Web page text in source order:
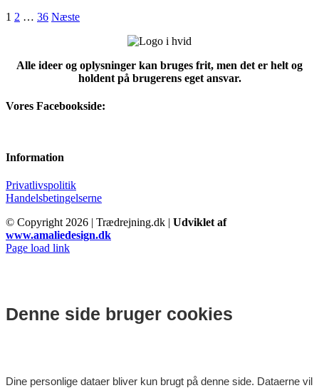
1 2 … 36 Næste
Alle ideer og oplysninger kan bruges frit, men det er helt og
holdent på brugerens eget ansvar.
Vores Facebookside:
Information
Privatlivspolitik
Handelsbetingelserne
© Copyright 2026 | Trædrejning.dk | Udviklet af
www.amaliedesign.dk
Facebook
Instagram
Page load link
Denne side bruger cookies
Dine personlige dataer bliver kun brugt på denne side. Dataerne vil